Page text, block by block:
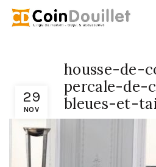
29
NOV
housse-de-
percale-de-
bleues-et-